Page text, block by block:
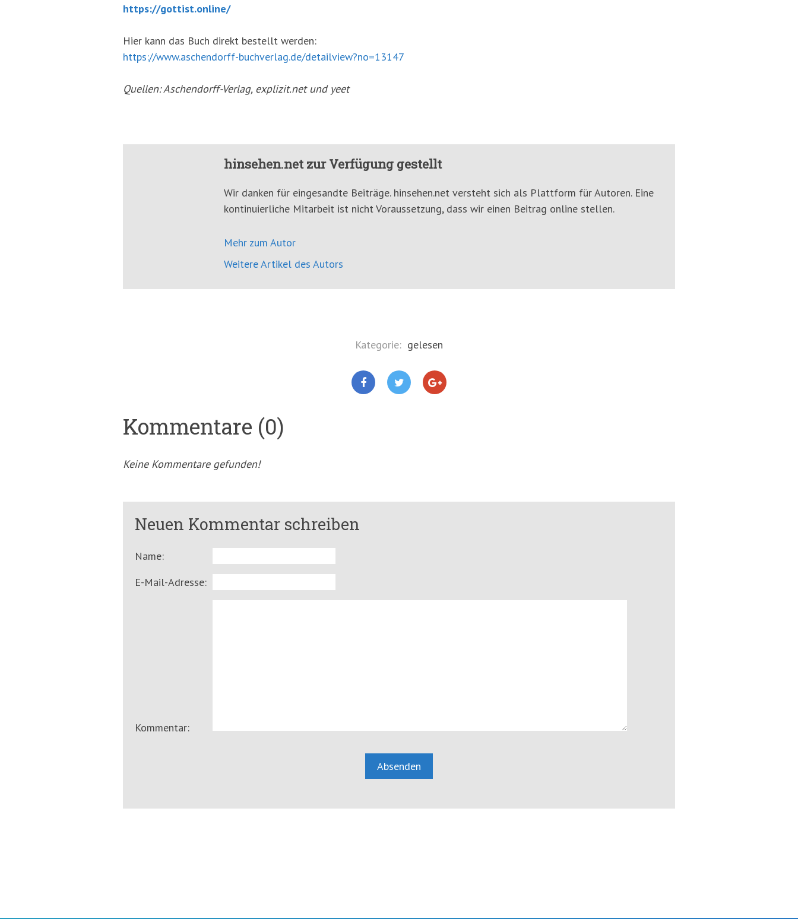
https://gottist.online/
Hier kann das Buch direkt bestellt werden:
https://www.aschendorff-buchverlag.de/detailview?no=13147
Quellen: Aschendorff-Verlag, explizit.net und yeet
hinsehen.net zur Verfügung gestellt
Wir danken für eingesandte Beiträge. hinsehen.net versteht sich als Plattform für Autoren. Eine
kontinuierliche Mitarbeit ist nicht Voraussetzung, dass wir einen Beitrag online stellen.
Mehr zum Autor
Weitere Artikel des Autors
Kategorie: gelesen
Kommentare (0)
Keine Kommentare gefunden!
Neuen Kommentar schreiben
Name:
E-Mail-Adresse:
Kommentar: